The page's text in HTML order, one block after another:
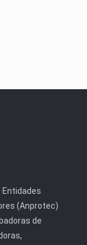
Entidades
(Anprotec)
de